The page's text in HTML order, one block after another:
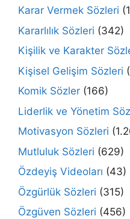
Karar Vermek Sözleri
Kararlılık Sözleri (342)
Kişilik ve Karakter
Kişisel Gelişim Sözleri
Komik Sözler (166)
Liderlik ve Yönetim
Motivasyon Sözleri
Mutluluk Sözleri (629)
Özdeyiş Videoları (43)
Özgürlük Sözleri (315)
Özgüven Sözleri (456)